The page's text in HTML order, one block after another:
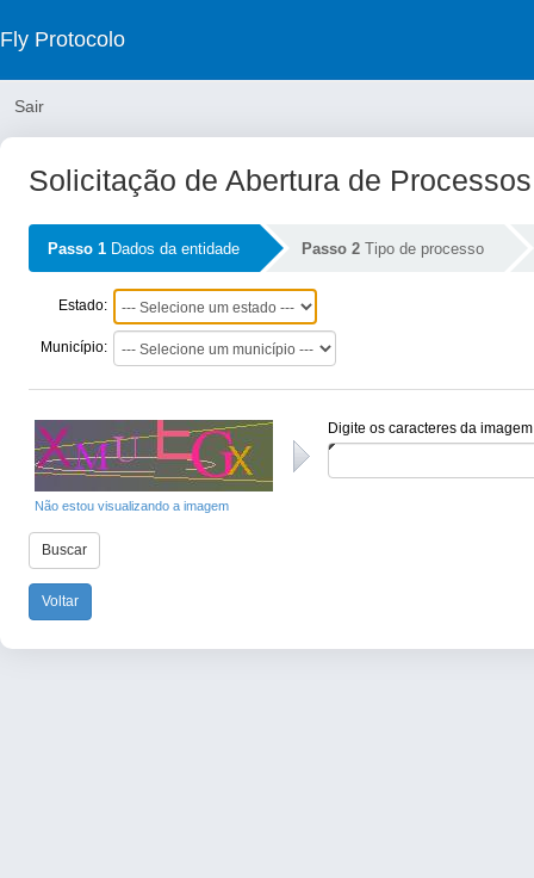
Fly Protocolo
Sair
Solicitação de Abertura de Processos
Passo 1 Dados da entidade Passo 2 Tipo de processo
Estado:
Município:
Não estou visualizando a imagem
Digite os caracteres da